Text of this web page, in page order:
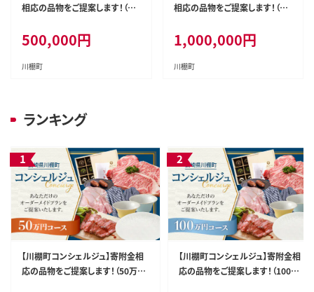
相応の品物をご提案します！（50
500,000円
川棚町
相応の品物をご提案します！（10
1,000,000円
川棚町
ランキング
【川棚町コンシェルジュ】寄附金相
応の品物をご提案します！（50万コ
【川棚町コンシェルジュ】寄附金相
応の品物をご提案します！（100万